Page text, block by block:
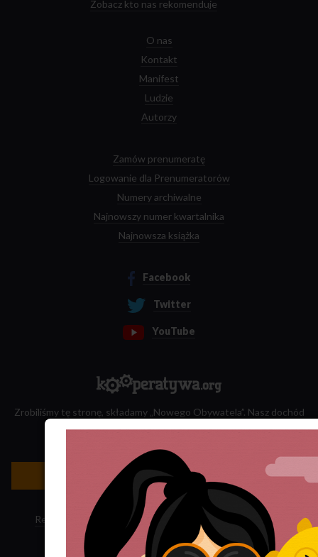
Zobacz kto nas rekomenduje
O nas
Kontakt
Manifest
Ludzie
Autorzy
Zamów prenumeratę
Logowanie dla Prenumeratorów
Numery archiwalne
Najnowszy numer kwartalnika
Najnowsza książka
Facebook
Twitter
YouTube
Zrobiliśmy tę stronę, składamy „Nowego Obywatela”. Nasz dochód
Newsletter »
Regulamin sklepu Polityka ciasteczek · Subskrypcja RSS